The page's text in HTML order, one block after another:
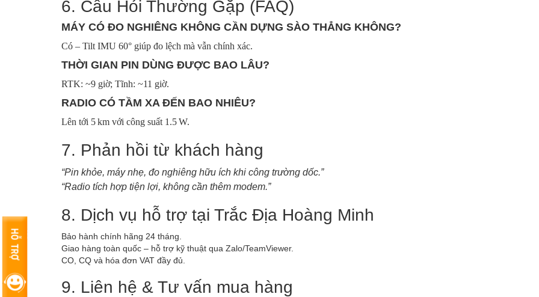
6. Câu Hỏi Thường Gặp (FAQ)
MÁY CÓ ĐO NGHIÊNG KHÔNG CẦN DỰNG SÀO THẲNG KHÔNG?
Có – Tilt IMU 60° giúp đo lệch mà vẫn chính xác.
THỜI GIAN PIN DÙNG ĐƯỢC BAO LÂU?
RTK: ~9 giờ; Tĩnh: ~11 giờ.
RADIO CÓ TẦM XA ĐẾN BAO NHIÊU?
Lên tới 5 km với công suất 1.5 W.
7. Phản hồi từ khách hàng
“Pin khỏe, máy nhẹ, đo nghiêng hữu ích khi công trường dốc.”
“Radio tích hợp tiện lợi, không cần thêm modem.”
8. Dịch vụ hỗ trợ tại Trắc Địa Hoàng Minh
Bảo hành chính hãng 24 tháng.
Giao hàng toàn quốc – hỗ trợ kỹ thuật qua Zalo/TeamViewer.
CO, CQ và hóa đơn VAT đầy đủ.
9. Liên hệ & Tư vấn mua hàng